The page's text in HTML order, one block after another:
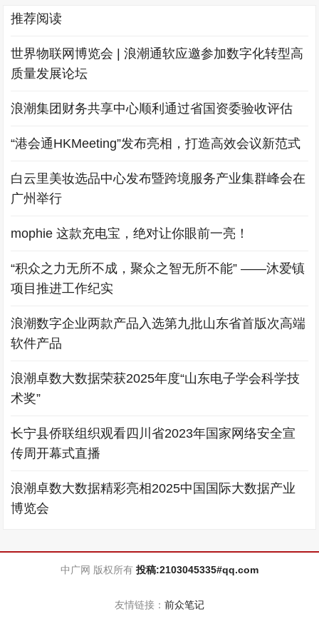
推荐阅读
世界物联网博览会 | 浪潮通软应邀参加数字化转型高
质量发展论坛
浪潮集团财务共享中心顺利通过省国资委验收评估
“港会通HKMeeting”发布亮相，打造高效会议新范式
白云里美妆选品中心发布暨跨境服务产业集群峰会在
广州举行
mophie 这款充电宝，绝对让你眼前一亮！
“积众之力无所不成，聚众之智无所不能” ——沐爱镇
项目推进工作纪实
浪潮数字企业两款产品入选第九批山东省首版次高端
软件产品
浪潮卓数大数据荣获2025年度“山东电子学会科学技
术奖”
长宁县侨联组织观看四川省2023年国家网络安全宣
传周开幕式直播
浪潮卓数大数据精彩亮相2025中国国际大数据产业
博览会
中广网 版权所有 投稿:2103045335#qq.com
友情链接： 前众笔记